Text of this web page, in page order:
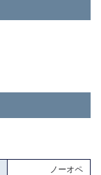
ノーオペ